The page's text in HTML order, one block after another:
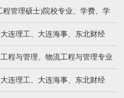
程管理硕士)院校专业、学费、学
连理工、大连海事、东北财经
程与管理、物流工程与管理专业
连理工、大连海事、东北财经